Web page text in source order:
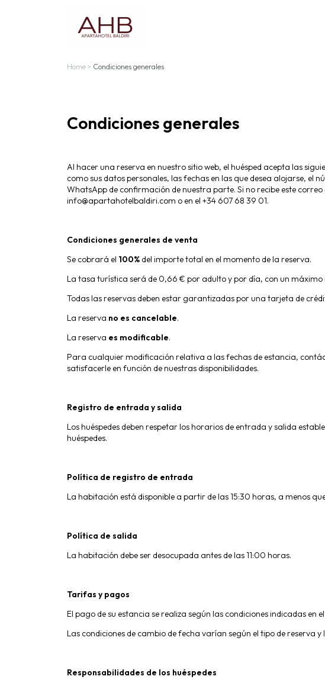
Home > Condiciones generales
Condiciones generales
Al hacer una reserva en nuestro sitio web, el huésped acepta las
como sus datos personales, las fechas en las que desea alojarse, el
WhatsApp de confirmación de nuestra parte. Si no recibe este
info@apartahotelbaldiri.com o en el +34 607 68 39 01.
Condiciones generales de venta
Se cobrará el 100% del importe total en el momento de la reserva.
La tasa turística será de 0,66 € por adulto y por día, con un
Todas las reservas deben estar garantizadas por una tarjeta de
La reserva no es cancelable.
La reserva es modificable.
Para cualquier modificación relativa a las fechas de estancia,
satisfacerle en función de nuestras disponibilidades.
Registro de entrada y salida
Los huéspedes deben respetar los horarios de entrada y salida
huéspedes.
Política de registro de entrada
La habitación está disponible a partir de las 15:30 horas, a menos
Política de salida
La habitación debe ser desocupada antes de las 11:00 horas.
Tarifas y pagos
El pago de su estancia se realiza según las condiciones indicadas
Las condiciones de cambio de fecha varían según el tipo de reserva
Responsabilidades de los huéspedes